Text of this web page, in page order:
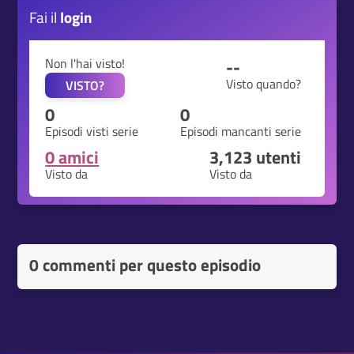
Fai il login
Non l'hai visto!
VISTO?
--
Visto quando?
0
Episodi visti serie
0
Episodi mancanti serie
0 amici
Visto da
3,123 utenti
Visto da
0 commenti per questo episodio